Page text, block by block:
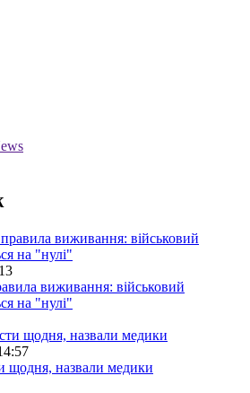
виживання: військовий
на "нулі"
щодня, назвали медики